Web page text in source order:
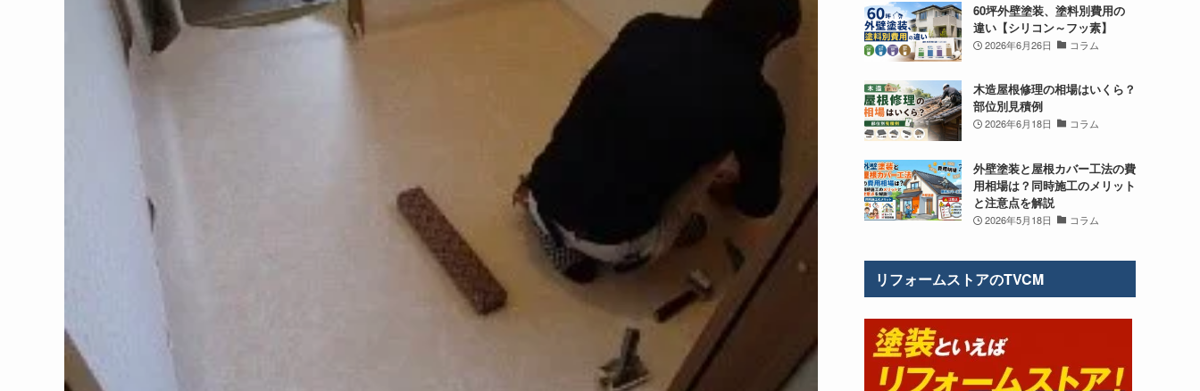
60坪外壁塗装、塗料別費用の
違い【シリコン～フッ素】
2026年6月26日 コラム
木造屋根修理の相場はいくら？
部位別見積例
2026年6月18日 コラム
外壁塗装と屋根カバー工法の費
用相場は？同時施工のメリット
と注意点を解説
2026年5月18日 コラム
リフォームストアのTVCM